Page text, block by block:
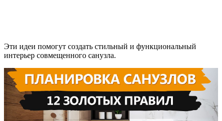
Эти идеи помогут создать стильный и функциональный
интерьер совмещенного санузла.